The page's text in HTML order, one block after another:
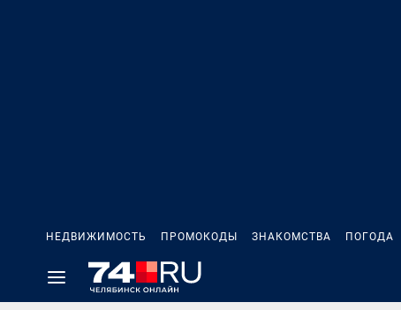
НЕДВИЖИМОСТЬ ПРОМОКОДЫ ЗНАКОМСТВА ПОГОДА